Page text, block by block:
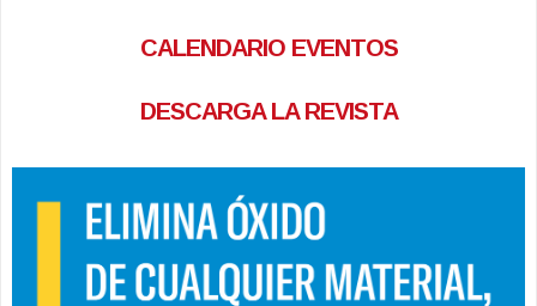
CALENDARIO EVENTOS
DESCARGA LA REVISTA